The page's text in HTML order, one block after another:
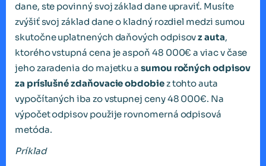
dane, ste povinný svoj základ dane upraviť. Musíte
zvýšiť svoj základ dane o kladný rozdiel medzi sumou
skutočne uplatnených daňových odpisovz auta,
ktorého vstupná cena je aspoň 48 000€ a viac v čase
jeho zaradenia do majetku a sumou ročných odpisov
za príslušné zdaňovacie obdobiez tohto auta
vypočítaných iba zo vstupnej ceny 48 000€. Na
výpočet odpisov použije rovnomerná odpisová
metóda.
Príklad